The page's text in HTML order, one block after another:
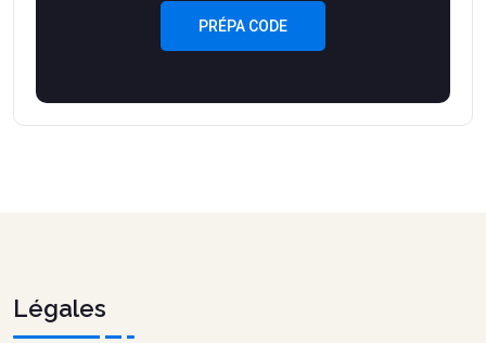
PRÉPA CODE
Légales